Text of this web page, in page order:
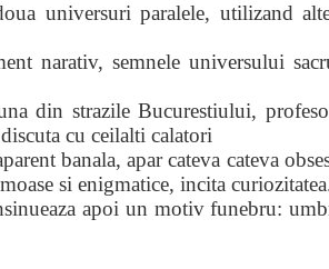
universuri paralele, utilizand
narativ, semnele universului
din strazile Bucurestiului,
cu ceilalti calatori
banala, apar cateva cateva
si enigmatice, incita
apoi un motiv funebru: